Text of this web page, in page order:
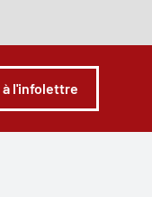
à l'infolettre